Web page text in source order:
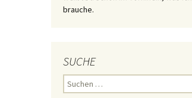
brauche.
SUCHE
Suchen
nach: